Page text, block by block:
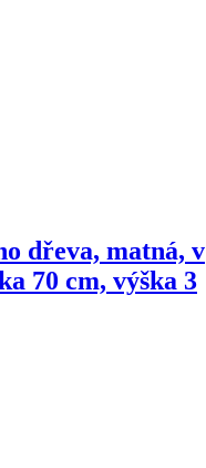
dřeva, matná, v
70 cm, výška 3